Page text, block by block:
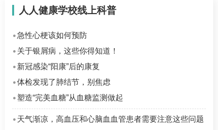
人人健康学校线上科普
急性心梗该如何预防
关于银屑病，这些你得知道！
新冠感染“阳康”后的康复
体检发现了肺结节，别焦虑
塑造“完美血糖”从血糖监测做起
天气渐凉，高血压和心脑血血管患者需要注意这些问题